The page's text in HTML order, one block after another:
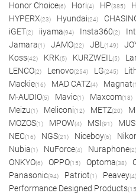
Honor Choice(6) Hori(4) HP(385)
HYPERX(23) Hyundai(24)
iGET(2) iiyama(94) Insta360(2)
Jamara(1) JAMO(22) JBL (149)
Koss(42) KRK(5) KURZWEIL (5)
LENCO(2) Lenovo(254) LG(245)
Mackie(16) MAD CATZ(4) Magnat
M-AUDIO(5) Mavic(1) Maxcom(18)
Meizu(1) Meliconi(12) METZ(20)
MOZOS(1) MPOW(4) MSI(91)
NEC(16) NGS(21) Niceboy(6)
Nubia(1) NuForce(4) Nuraphone(2)
ONKYO(6) OPPO(15) Optoma(38)
Panasonic(94) Patriot(1) Peavey(4)
Performance Designed Products